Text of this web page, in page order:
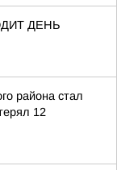
ДЕНЬ
района стал
12